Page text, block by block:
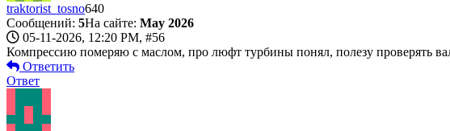
traktorist_tosno640
Сообщений: 5На сайте: May 2026
05-11-2026, 12:20 PM, #56
Компрессию померяю с маслом, про люфт турбины понял, полезу проверять
Ответить
Ответ